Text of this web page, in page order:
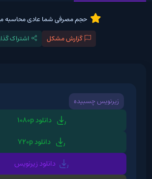
حجم مصرفی شما عادی محاسبه
گزارش مشکل
اشتراک
زیرنویس چسبیده
دانلود 1080p
دانلود 720p
دانلود زیرنویس